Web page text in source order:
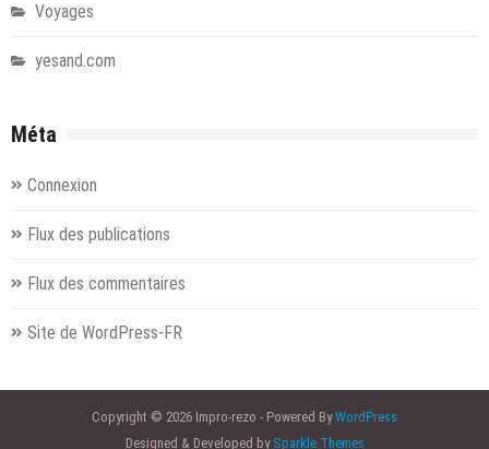
Voyages
yesand.com
Méta
Connexion
Flux des publications
Flux des commentaires
Site de WordPress-FR
Copyright © 2026 Impro-rezo - Powered ByWordPress
Designed & Developed by Sparkle Themes